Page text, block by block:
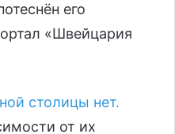
его
«Швейцария
столицы нет.
от их